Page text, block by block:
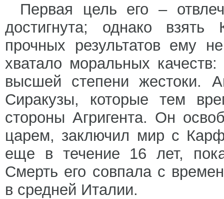
Первая цель его –
достигнута; однако
прочных результатов ему
хватало моральных
высшей степени жестоки.
Сиракузы, которые тем
стороны Агригента. Он
царем, заключил мир с
еще в течение 16 лет,
Смерть его совпала с
в средней Италии.